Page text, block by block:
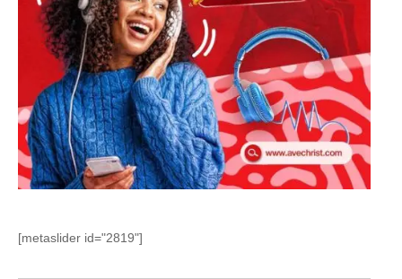
[metaslider id="2819"]